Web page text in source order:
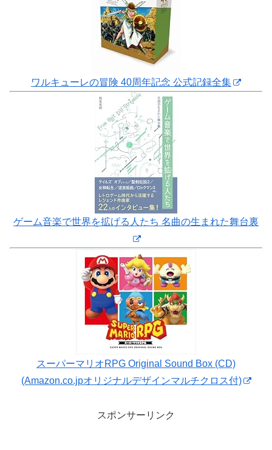
ワルキューレの冒険 40周年記念 公式記録全集
ゲーム音楽で世界を拡げる人たち 名曲の生まれた舞台裏
スーパーマリオRPG Original Sound Box (CD)
(Amazon.co.jpオリジナルデザインマルチクロス付)
スポンサーリンク